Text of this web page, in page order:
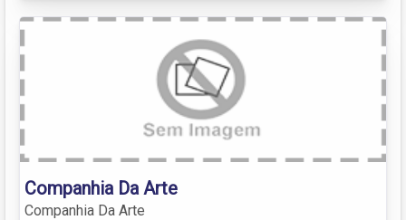
Companhia Da Arte
Companhia Da Arte